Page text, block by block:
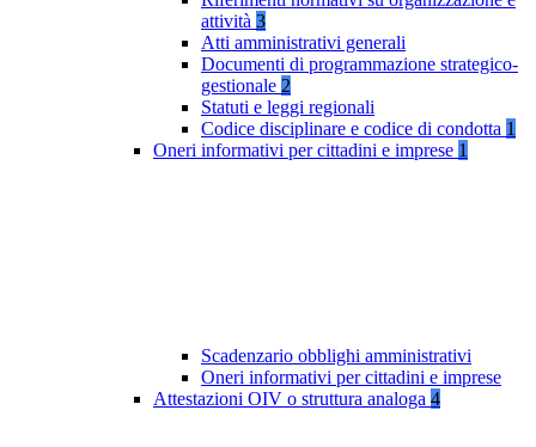
attività 3
Atti amministrativi generali
Documenti di programmazione strategico-
gestionale 2
Statuti e leggi regionali
Codice disciplinare e codice di condotta 1
Oneri informativi per cittadini e imprese 1
Scadenzario obblighi amministrativi
Oneri informativi per cittadini e imprese
Attestazioni OIV o struttura analoga 4